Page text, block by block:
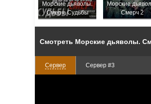
Морские дьяволы.
Смерч. Судьбы
Морские
Смерч 2
Смотреть Морские дьяволы.
Сервер Сервер #3